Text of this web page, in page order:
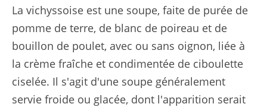
La vichyssoise est une soupe, faite de purée de
pomme de terre, de blanc de poireau et de
bouillon de poulet, avec ou sans oignon, liée à
la crème fraîche et condimentée de ciboulette
ciselée. Il s'agit d'une soupe généralement
servie froide ou glacée, dont l'apparition serait